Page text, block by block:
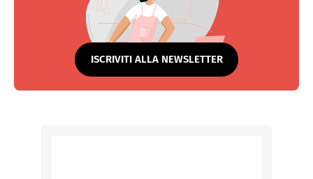
ISCRIVITI ALLA NEWSLETTER